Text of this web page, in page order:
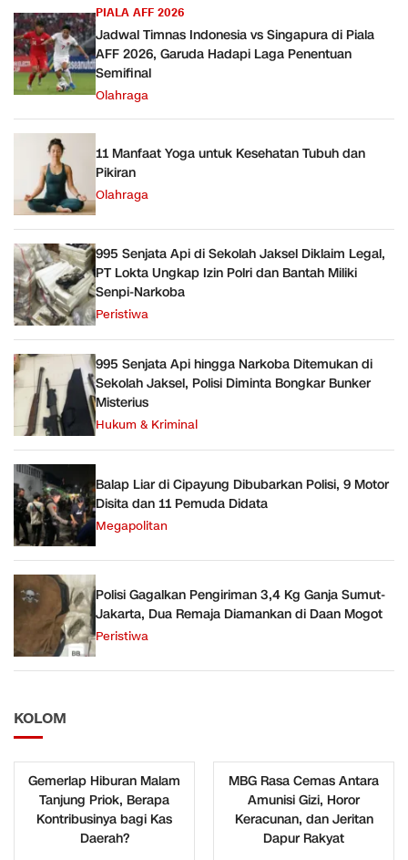
PIALA AFF 2026
Jadwal Timnas Indonesia vs Singapura di Piala
AFF 2026, Garuda Hadapi Laga Penentuan
Semifinal
Olahraga
11 Manfaat Yoga untuk Kesehatan Tubuh dan
Pikiran
Olahraga
995 Senjata Api di Sekolah Jaksel Diklaim Legal,
PT Lokta Ungkap Izin Polri dan Bantah Miliki
Senpi-Narkoba
Peristiwa
995 Senjata Api hingga Narkoba Ditemukan di
Sekolah Jaksel, Polisi Diminta Bongkar Bunker
Misterius
Hukum & Kriminal
Balap Liar di Cipayung Dibubarkan Polisi, 9 Motor
Disita dan 11 Pemuda Didata
Megapolitan
Polisi Gagalkan Pengiriman 3,4 Kg Ganja Sumut-
Jakarta, Dua Remaja Diamankan di Daan Mogot
Peristiwa
KOLOM
Gemerlap Hiburan Malam
Tanjung Priok, Berapa
Kontribusinya bagi Kas
Daerah?
MBG Rasa Cemas Antara
Amunisi Gizi, Horor
Keracunan, dan Jeritan
Dapur Rakyat